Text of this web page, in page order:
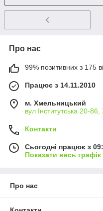
Про нас
99% позитивних з 175
Працює з 14.11.2010
м. Хмельницький
вул Інститутська 20-
Контакти
Сьогодні працює з
Показати весь
Про нас